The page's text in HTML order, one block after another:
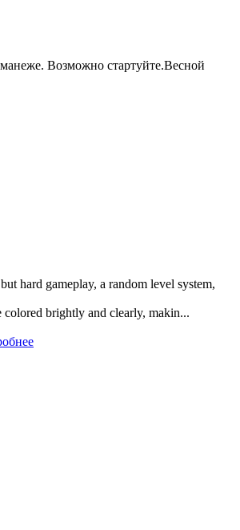
Возможно стартуйте.Весной
hard gameplay, a random level system,
brightly and clearly, makin...